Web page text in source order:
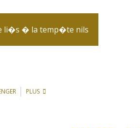
li�s � la temp�te nils
PLUS